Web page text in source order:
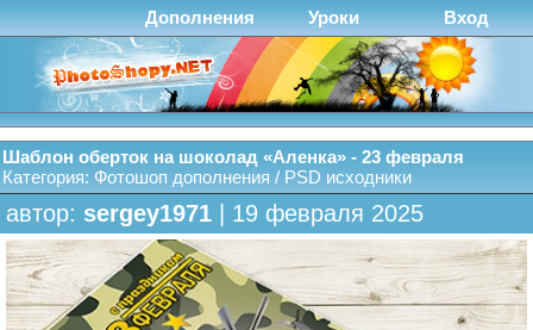
Дополнения Уроки Вход
Шаблон оберток на шоколад «Аленка» - 23 февраля
Категория: Фотошоп дополнения / PSD исходники
автор: sergey1971 | 19 февраля 2025